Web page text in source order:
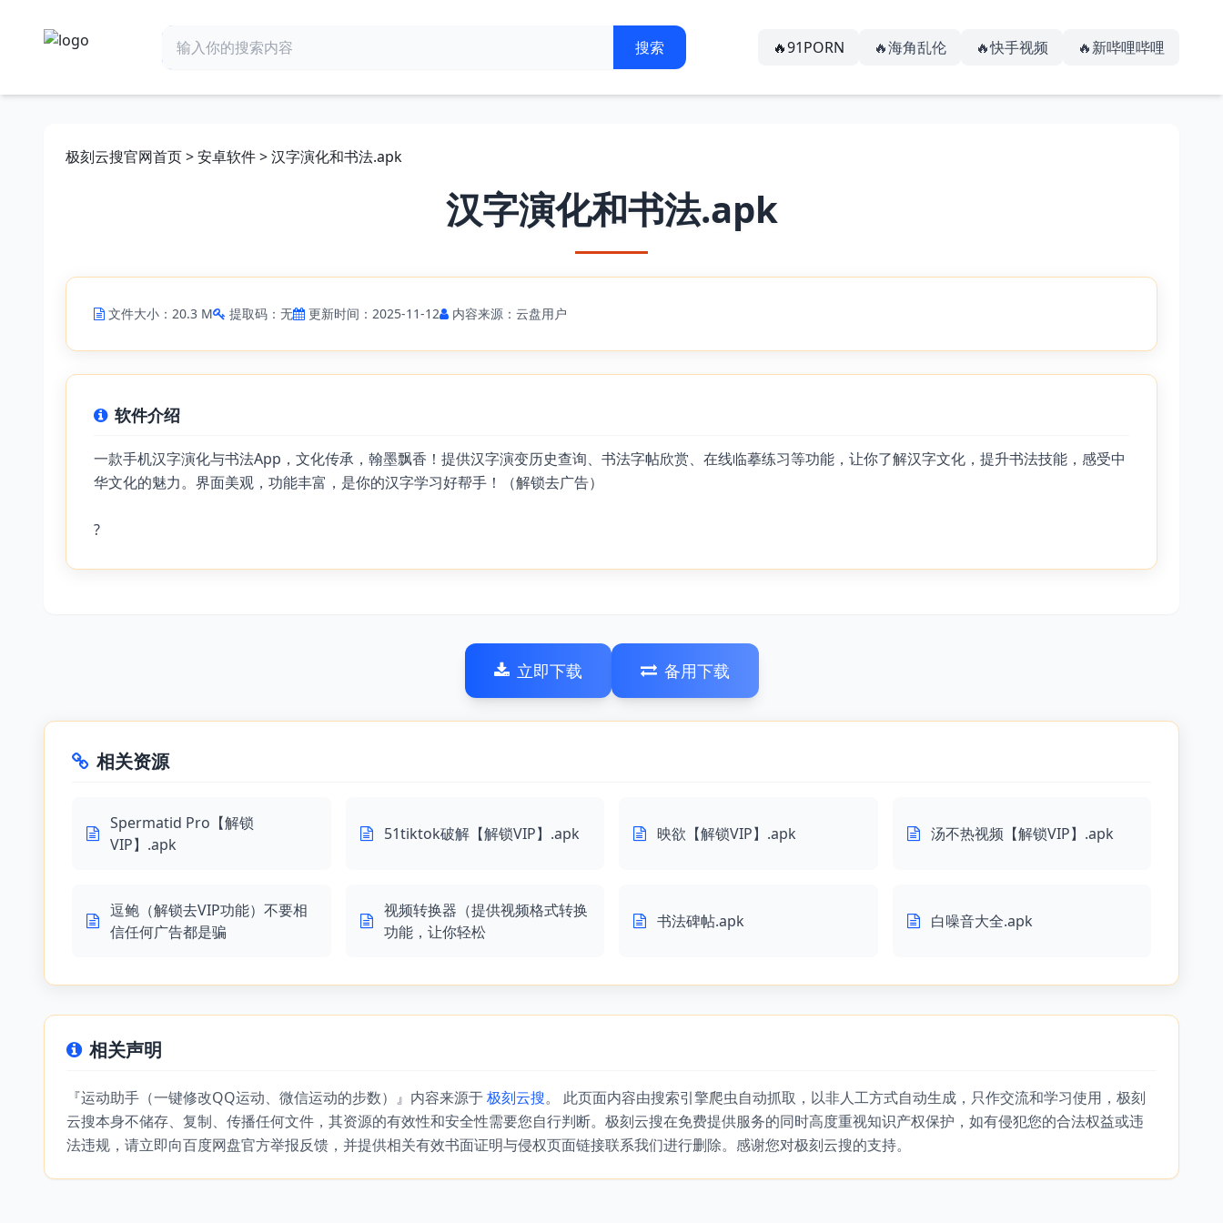
🔥91PORN 🔥海角乱伦 🔥快手视频 🔥新哔哩哔哩
极刻云搜官网首页>安卓软件> 汉字演化和书法.apk
汉字演化和书法.apk
文件大小：20.3 M 提取码：无 更新时间：2025-11-12 内容来源：云盘用户
软件介绍
一款手机汉字演化与书法App，文化传承，翰墨飘香！提供汉字演变历史查询、书法字帖欣赏、在线临摹练习等功能，让你了解汉字文化，提升书法技能，感受中
华文化的魅力。界面美观，功能丰富，是你的汉字学习好帮手！（解锁去广告）
?
立即下载 备用下载
相关资源
Spermatid Pro【解锁
VIP】.apk
51tiktok破解【解锁VIP】.apk 映欲【解锁VIP】.apk 汤不热视频【解锁VIP】.apk
逗鲍（解锁去VIP功能）不要相
信任何广告都是骗
视频转换器（提供视频格式转换
功能，让你轻松
书法碑帖.apk 白噪音大全.apk
相关声明
『运动助手（一键修改QQ运动、微信运动的步数）』内容来源于极刻云搜。 此页面内容由搜索引擎爬虫自动抓取，以非人工方式自动生成，只作交流和学习使用，极刻
云搜本身不储存、复制、传播任何文件，其资源的有效性和安全性需要您自行判断。极刻云搜在免费提供服务的同时高度重视知识产权保护，如有侵犯您的合法权益或违
法违规，请立即向百度网盘官方举报反馈，并提供相关有效书面证明与侵权页面链接联系我们进行删除。感谢您对极刻云搜的支持。